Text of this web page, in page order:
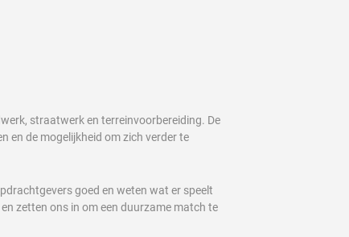
straatwerk en terreinvoorbereiding. De
en de mogelijkheid om zich verder te
goed en weten wat er speelt
zetten ons in om een duurzame match te